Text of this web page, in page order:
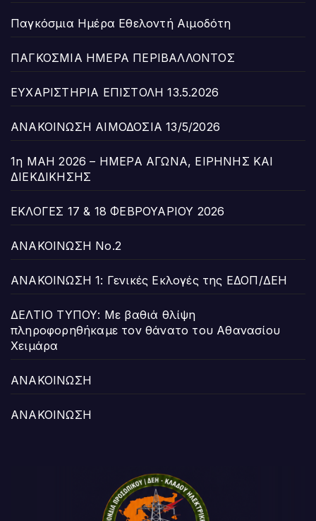
Παγκόσμια Ημέρα Εθελοντή Αιμοδότη
ΠΑΓΚΟΣΜΙΑ ΗΜΕΡΑ ΠΕΡΙΒΑΛΛΟΝΤΟΣ
ΕΥΧΑΡΙΣΤΗΡΙΑ ΕΠΙΣΤΟΛΗ 13.5.2026
ΑΝΑΚΟΙΝΩΣΗ ΑΙΜΟΔΟΣΙΑ 13/5/2026
1η ΜΑΗ 2026 – ΗΜΕΡΑ ΑΓΩΝΑ, ΕΙΡΗΝΗΣ ΚΑΙ
ΔΙΕΚΔΙΚΗΣΗΣ
ΕΚΛΟΓΕΣ 17 & 18 ΦΕΒΡΟΥΑΡΙΟΥ 2026
ΑΝΑΚΟΙΝΩΣΗ Νο.2
ΑΝΑΚΟΙΝΩΣΗ 1: Γενικές Εκλογές της ΕΔΟΠ/ΔΕΗ
ΔΕΛΤΙΟ ΤΥΠΟΥ: Με βαθιά θλίψη
πληροφορηθήκαμε τον θάνατο του Αθανασίου
Χειμάρα
ΑΝΑΚΟΙΝΩΣΗ
ΑΝΑΚΟΙΝΩΣΗ